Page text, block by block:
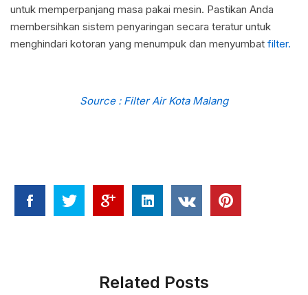
untuk memperpanjang masa pakai mesin. Pastikan Anda
membersihkan sistem penyaringan secara teratur untuk
menghindari kotoran yang menumpuk dan menyumbat filter.
Source : Filter Air Kota Malang
Related Posts